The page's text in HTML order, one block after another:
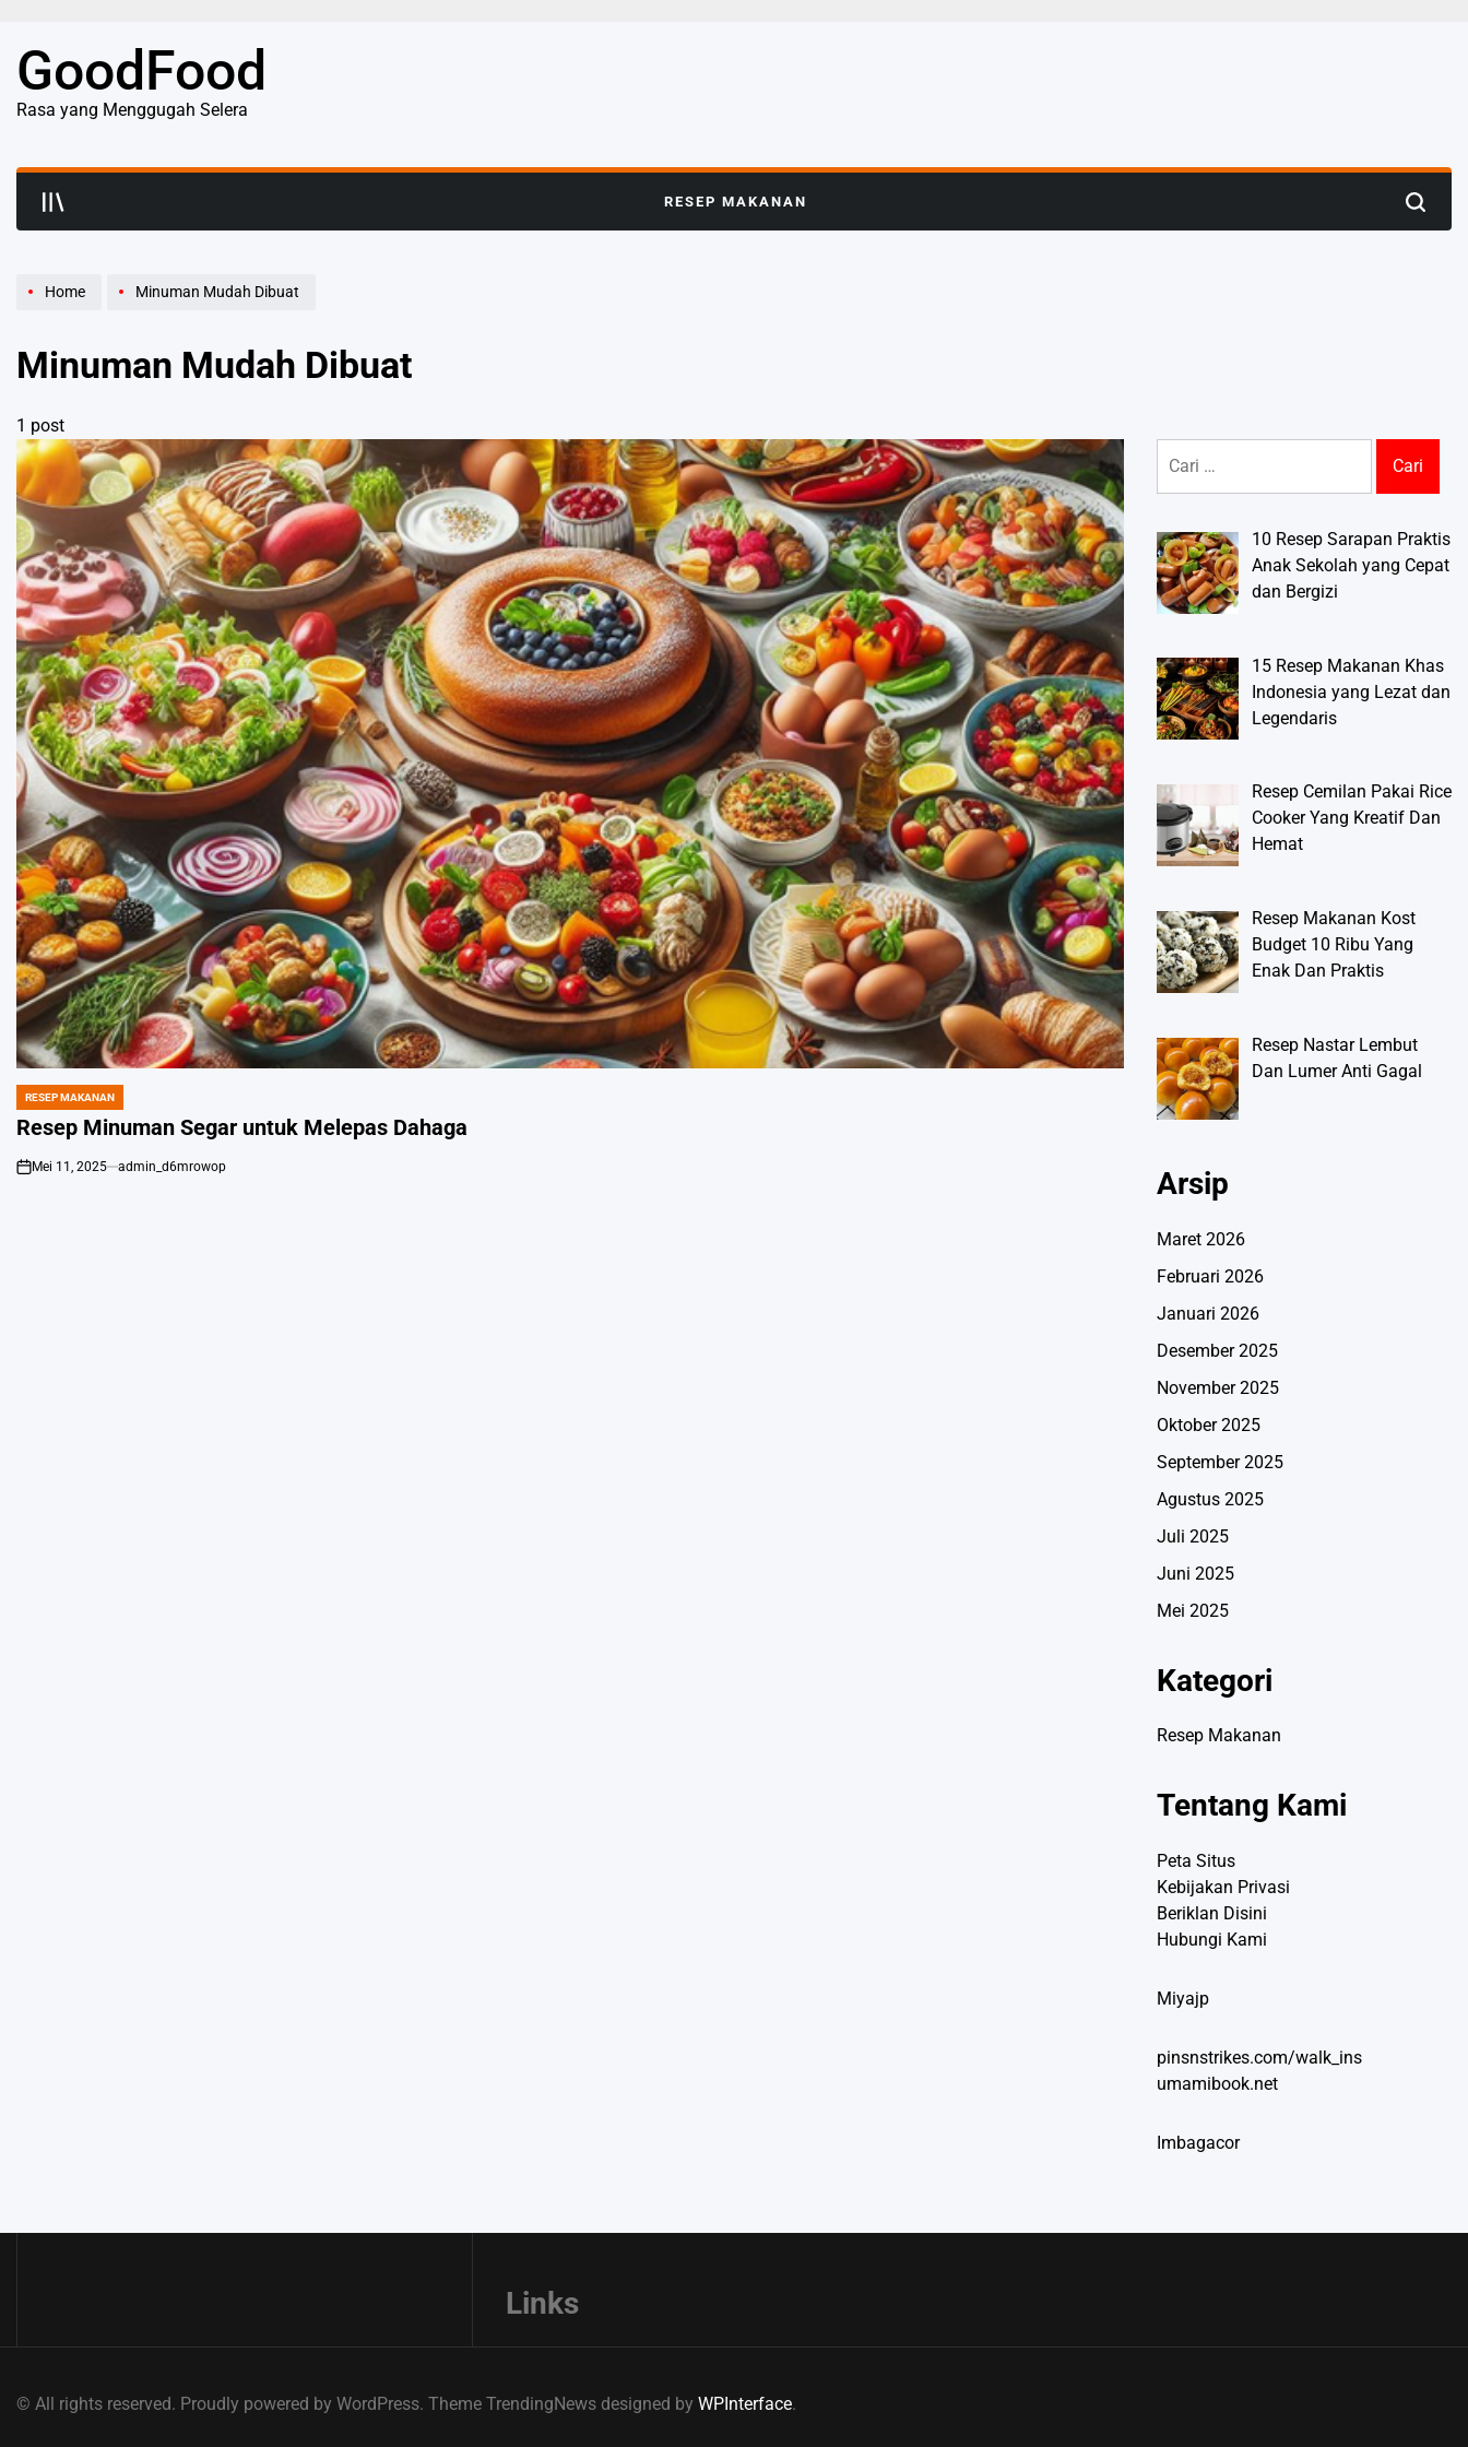
content
GoodFood
Rasa yang Menggugah Selera
RESEP MAKANAN Search
Home Minuman Mudah Dibuat
Minuman Mudah Dibuat
1 post
POSTED
IN
RESEP MAKANAN
Resep Minuman Segar untuk Melepas Dahaga
on
Mei 11, 2025 admin_d6mrowop
untuk:
10 Resep Sarapan Praktis
Anak Sekolah yang Cepat
dan Bergizi
15 Resep Makanan Khas
Indonesia yang Lezat dan
Legendaris
Resep Cemilan Pakai Rice
Cooker Yang Kreatif Dan
Hemat
Resep Makanan Kost
Budget 10 Ribu Yang
Enak Dan Praktis
Resep Nastar Lembut
Dan Lumer Anti Gagal
Arsip
Maret 2026
Februari 2026
Januari 2026
Desember 2025
November 2025
Oktober 2025
September 2025
Agustus 2025
Juli 2025
Juni 2025
Mei 2025
Kategori
Resep Makanan
Tentang Kami
Peta Situs
Kebijakan Privasi
Beriklan Disini
Hubungi Kami
Miyajp
pinsnstrikes.com/walk_ins
umamibook.net
Imbagacor
Links
© All rights reserved. Proudly powered by WordPress. Theme TrendingNews designed by WPInterface.